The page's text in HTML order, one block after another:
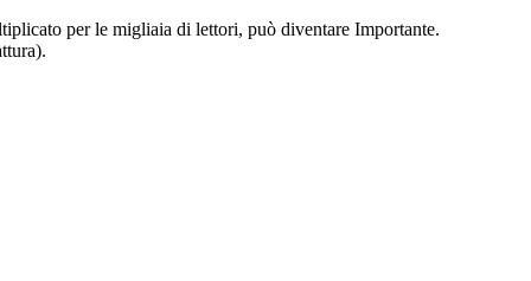
per le migliaia di lettori, può diventare Importante.